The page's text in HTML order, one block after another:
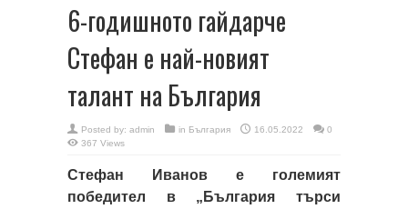
6-годишното гайдарче
Стефан е най-новият
талант на България
Posted by: admin in България 16.05.2022
0
367 Views
Стефан Иванов е големият
победител в „България търси